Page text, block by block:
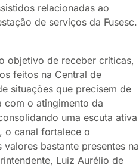
relacionadas ao
de serviços da Fusesc.
objetivo de receber críticas,
feitos na Central de
situações que precisem de
com o atingimento da
uma escuta ativa
o canal fortalece o
bastante presentes na
Luiz Aurélio de